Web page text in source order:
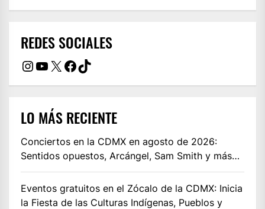
REDES SOCIALES
Instagram
YouTube
X Facebook
TikTok
LO MÁS RECIENTE
Conciertos en la CDMX en agosto de 2026:
Sentidos opuestos, Arcángel, Sam Smith y más…
Eventos gratuitos en el Zócalo de la CDMX: Inicia
la Fiesta de las Culturas Indígenas, Pueblos y